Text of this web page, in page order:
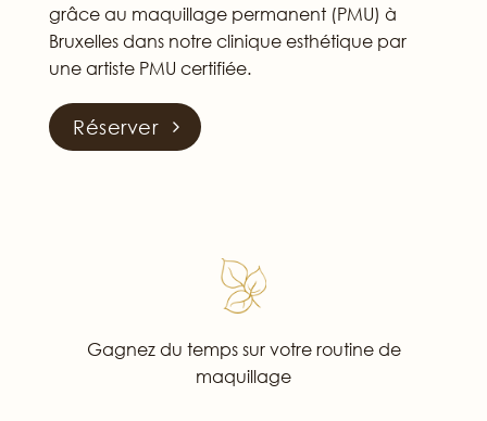
grâce au maquillage permanent (PMU) à
Bruxelles dans notre clinique esthétique par
une artiste PMU certifiée.
Réserver
Gagnez du temps sur votre routine de
maquillage